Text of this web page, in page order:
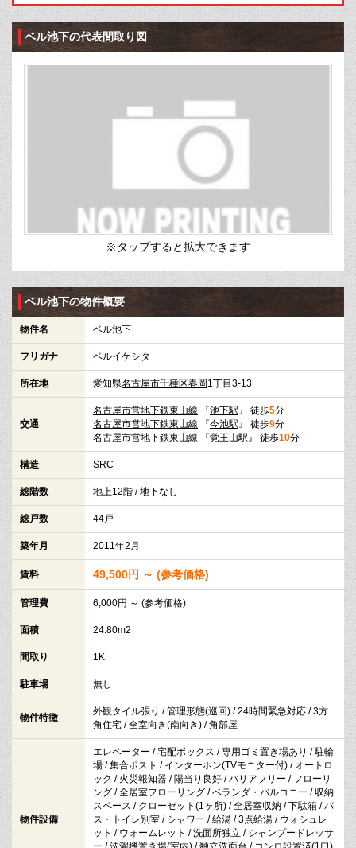
ベル池下の代表間取り図
※タップすると拡大できます
ベル池下の物件概要
物件名 ベル池下
フリガナ ベルイケシタ
所在地 愛知県名古屋市千種区春岡1丁目3-13
交通
名古屋市営地下鉄東山線 『池下駅 』 徒歩5分
名古屋市営地下鉄東山線 『今池駅 』 徒歩9分
名古屋市営地下鉄東山線 『覚王山駅 』 徒歩10分
構造 SRC
総階数 地上12階 / 地下なし
総戸数 44戸
築年月 2011年2月
賃料 49,500円 ～ (参考価格)
管理費 6,000円 ～ (参考価格)
面積 24.80m2
間取り 1K
駐車場 無し
物件特徴
外観タイル張り / 管理形態(巡回) / 24時間緊急対応 / 3方
角住宅 / 全室向き(南向き) / 角部屋
物件設備
エレベーター / 宅配ボックス / 専用ゴミ置き場あり / 駐輪
場 / 集合ポスト / インターホン(TVモニター付) / オートロ
ック / 火災報知器 / 陽当り良好 / バリアフリー / フローリ
ング / 全居室フローリング / ベランダ・バルコニー / 収納
スペース / クローゼット(1ヶ所) / 全居室収納 / 下駄箱 / バ
ス・トイレ別室 / シャワー / 給湯 / 3点給湯 / ウォシュレ
ット / ウォームレット / 洗面所独立 / シャンプードレッサ